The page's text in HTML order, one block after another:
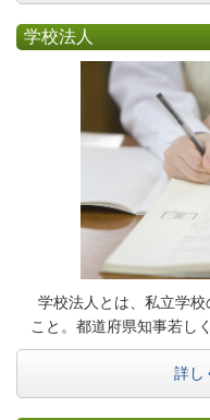
学校法人
学校法人とは、私立学校
こと。都道府県知事若し
詳し